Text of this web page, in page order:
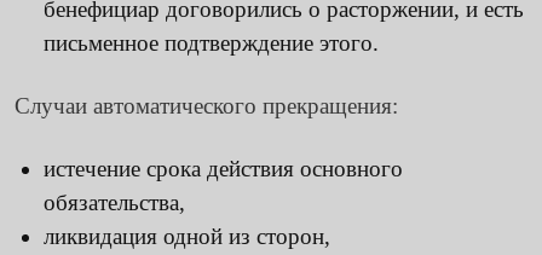
бенефициар договорились о расторжении, и есть
письменное подтверждение этого.
Случаи автоматического прекращения:
истечение срока действия основного
обязательства,
ликвидация одной из сторон,